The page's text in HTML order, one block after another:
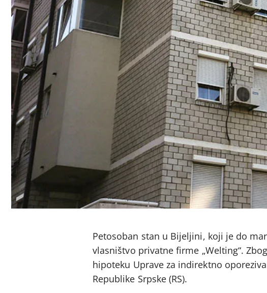
Petosoban stan u Bijeljini, koji je do
vlasništvo privatne firme „Welting“.
hipoteku Uprave za indirektno
Republike Srpske (RS).